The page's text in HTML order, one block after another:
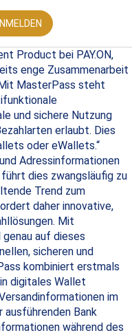
Product bei PAY.ON,
enge Zusammenarbeit
MasterPass steht
und sichere Nutzung
erlaubt. Dies
oder eWallets.“
Adressinformationen
dies zwangsläufig zu
Trend zum
daher innovative,
Mit
auf dieses
sicheren und
kombiniert erstmals
digitales Wallet
im
Bank
während des